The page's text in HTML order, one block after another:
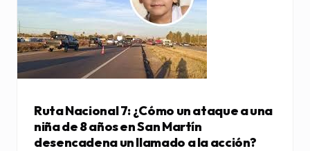
Ruta Nacional 7: ¿Cómo un ataque a una
niña de 8 años en San Martín
desencadena un llamado a la acción?